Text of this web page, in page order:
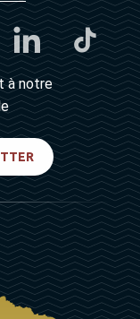
à notre